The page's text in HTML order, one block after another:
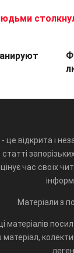
це відкрита і
час своїх
Матеріали з
матеріалів